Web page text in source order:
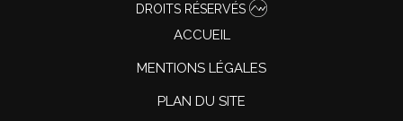
DROITS RÉSERVÉS
ACCUEIL
MENTIONS LÉGALES
PLAN DU SITE